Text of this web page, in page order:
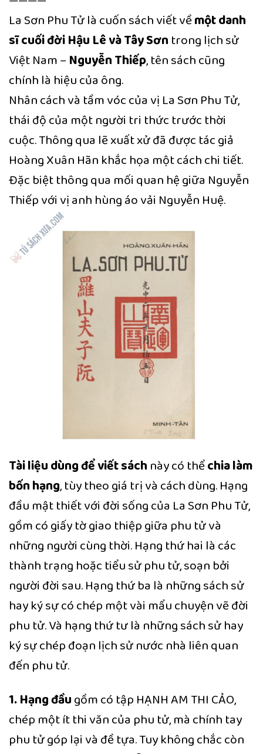
La Sơn Phu Tử là cuốn sách viết vềmột danh
sĩ cuối đời Hậu Lê và Tây Sơn trong lịch sử
Việt Nam –Nguyễn Thiếp, tên sách cũng
chính là hiệu của ông.
Nhân cách và tầm vóc của vị La Sơn Phu Tử,
thái độ của một người tri thức trước thời
cuộc. Thông qua lẽ xuất xử đã được tác giả
Hoàng Xuân Hãn khắc họa một cách chi tiết.
Đặc biệt thông qua mối quan hệ giữa Nguyễn
Thiếp với vị anh hùng áo vải Nguyễn Huệ.
Tài liệu dùng để viết sách này có thểchia làm
bốn hạng, tùy theo giá trị và cách dùng. Hạng
đầu mật thiết với đời sống của La Sơn Phu Tử,
gồm có giấy tờ giao thiệp giữa phu tử và
những người cùng thời. Hạng thứ hai là các
thành trạng hoặc tiểu sử phu tử, soạn bởi
người đời sau. Hạng thứ ba là những sách sử
hay ký sự có chép một vài mẩu chuyện vẽ đời
phu tử. Và hạng thứ tư là những sách sử hay
ký sự chép đoạn lịch sử nước nhà liên quan
đến phu tử.
1. Hạng đầugồm có tập HẠNH AM THI CẢO,
chép một ít thi văn của phu tử, mà chính tay
phu tử góp lại và đề tựa. Tuy không chắc còn